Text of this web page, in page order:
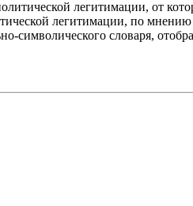
легитимации, от
легитимации, по мнению
символического словаря,